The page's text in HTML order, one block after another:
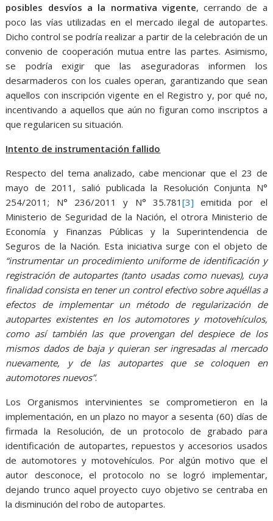
posibles desvíos a la normativa vigente, cerrando de a
poco las vías utilizadas en el mercado ilegal de autopartes.
Dicho control se podría realizar a partir de la celebración de un
convenio de cooperación mutua entre las partes. Asimismo,
se podría exigir que las aseguradoras informen los
desarmaderos con los cuales operan, garantizando que sean
aquellos con inscripción vigente en el Registro y, por qué no,
incentivando a aquellos que aún no figuran como inscriptos a
que regularicen su situación.
Intento de instrumentación fallido
Respecto del tema analizado, cabe mencionar que el 23 de
mayo de 2011, salió publicada la Resolución Conjunta N°
254/2011; N° 236/2011 y N° 35.781 [3] emitida por el
Ministerio de Seguridad de la Nación, el otrora Ministerio de
Economía y Finanzas Públicas y la Superintendencia de
Seguros de la Nación. Esta iniciativa surge con el objeto de
“instrumentar un procedimiento uniforme de identificación y
registración de autopartes (tanto usadas como nuevas), cuya
finalidad consista en tener un control efectivo sobre aquéllas a
efectos de implementar un método de regularización de
autopartes existentes en los automotores y motovehículos,
como así también las que provengan del despiece de los
mismos dados de baja y quieran ser ingresadas al mercado
nuevamente, y de las autopartes que se coloquen en
automotores nuevos”.
Los Organismos intervinientes se comprometieron en la
implementación, en un plazo no mayor a sesenta (60) días de
firmada la Resolución, de un protocolo de grabado para
identificación de autopartes, repuestos y accesorios usados
de automotores y motovehículos. Por algún motivo que el
autor desconoce, el protocolo no se logró implementar,
dejando trunco aquel proyecto cuyo objetivo se centraba en
la disminución del robo de autopartes.